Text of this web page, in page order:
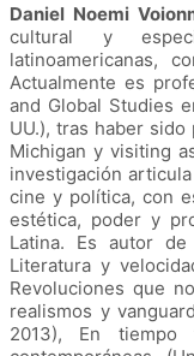
Daniel Noemi
cultural y
latinoamericanas,
Actualmente es
and Global Studies
UU.), tras haber
Michigan y visiting
investigación
cine y política, con
estética, poder y
Latina. Es autor
Literatura y
Revoluciones que
realismos y
2013), En tiempo